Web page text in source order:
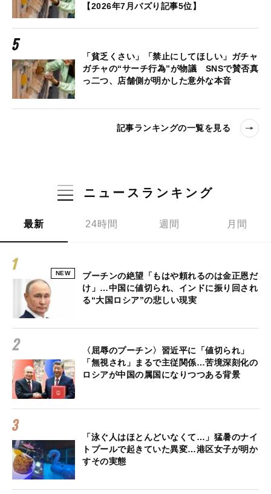
【2026年7月バズり記事5位】
「貧乏くさい」「禁止にしてほしい」ガチャ
ガチャの“サーチ行為”が物議 SNSで賛否真
っ二つ、店舗側が明かした意外な本音
記事ランキングの一覧を見る
ニュースランキング
最新 24時間 週間 月間
NEW
プーチンの絶望「もはや頼れるのは金正恩だ
け」…中国に値切られ、インドに振り回され
る“大国ロシア”の悲しい現実
〈屈辱のプーチン〉習近平に「値切られ」
「無視され」まるで主従関係…苦境深刻化の
ロシアが中国の属国になりつつある背景
「泳ぐ人はほとんどいなくて…」猛暑のナイ
トプールで起きていた異変…港区女子が明か
すその実態